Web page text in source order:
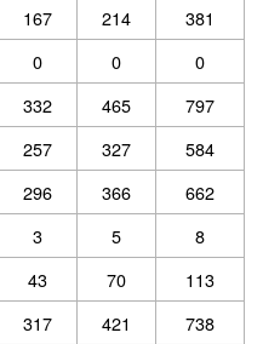
167 214
381
0 0
0
332 465
797
257 327
584
296 366
662
3 5
8
43 70
113
317 421
738